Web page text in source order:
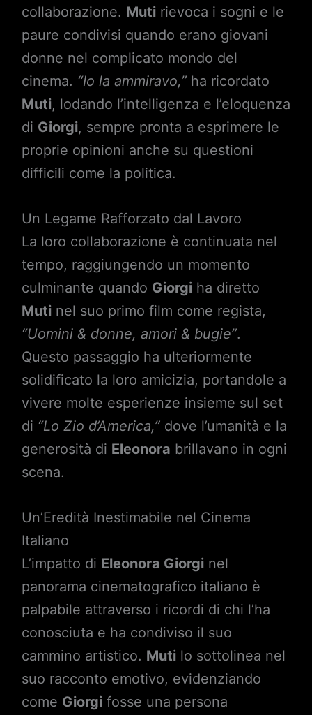
collaborazione. Mutirievoca i sogni e le
paure condivisi quando erano giovani
donne nel complicato mondo del
cinema. “Io la ammiravo,”ha ricordato
Muti, lodando l’intelligenza e l’eloquenza
di Giorgi, sempre pronta a esprimere le
proprie opinioni anche su questioni
difficili come la politica.
Un Legame Rafforzato dal Lavoro
La loro collaborazione è continuata nel
tempo, raggiungendo un momento
culminante quando Giorgiha diretto
Mutinel suo primo film come regista,
“Uomini & donne, amori & bugie”.
Questo passaggio ha ulteriormente
solidificato la loro amicizia, portandole a
vivere molte esperienze insieme sul set
di “Lo Zio d’America,”dove l’umanità e la
generosità di Eleonora brillavano in ogni
scena.
Un’Eredità Inestimabile nel Cinema
Italiano
L’impatto di Eleonora Giorginel
panorama cinematografico italiano è
palpabile attraverso i ricordi di chi l’ha
conosciuta e ha condiviso il suo
cammino artistico. Mutilo sottolinea nel
suo racconto emotivo, evidenziando
come Giorgifosse una persona